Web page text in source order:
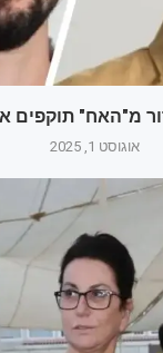
מ"האח" תוקפים
אוגוסט 1, 2025